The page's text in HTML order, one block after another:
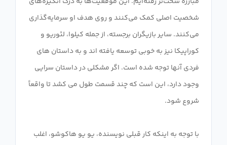
شخصیت اصلی کمک می‌کنند و روی هدف او سرمایه‌گذاری
می‌کنند. سایر بازیگران برجسته، از جمله کیلوا، لئوریو و
کوراپیکا نیز به خوبی توسعه یافته اند و به داستان های
فردی آنها توجه شده است. اگر مشکلی در داستان سرایی
وجود دارد، این است که چند قسمت طول می کشد تا واقعاً
با توجه به اینکه کار قبلی نویسنده، یو یو هاکوشو، اغلب